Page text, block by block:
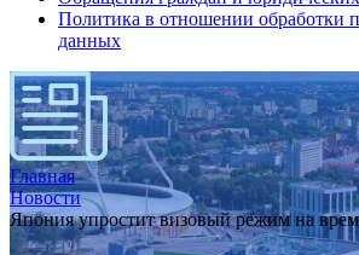
Политика в отношении обработки
данных
Главная
Новости
Япония упростит визовый режим на